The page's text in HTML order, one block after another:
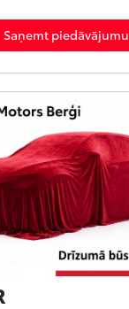
Saņemt piedāvājumu